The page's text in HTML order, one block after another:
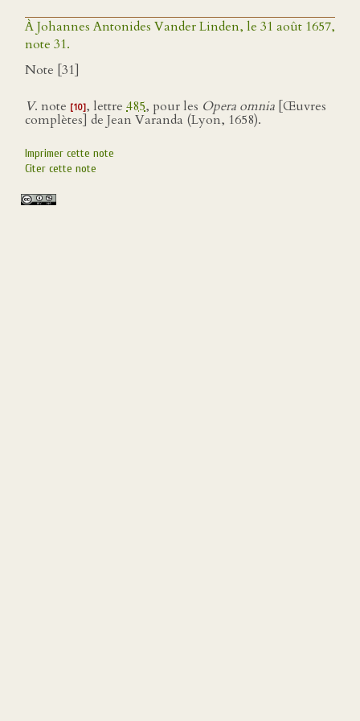
À Johannes Antonides Vander Linden, le 31 août 1657,
note 31.
Note [31]
V. note [10], lettre 485, pour les Opera omnia [Œuvres
complètes] de Jean Varanda (Lyon, 1658).
Imprimer cette note
Citer cette note